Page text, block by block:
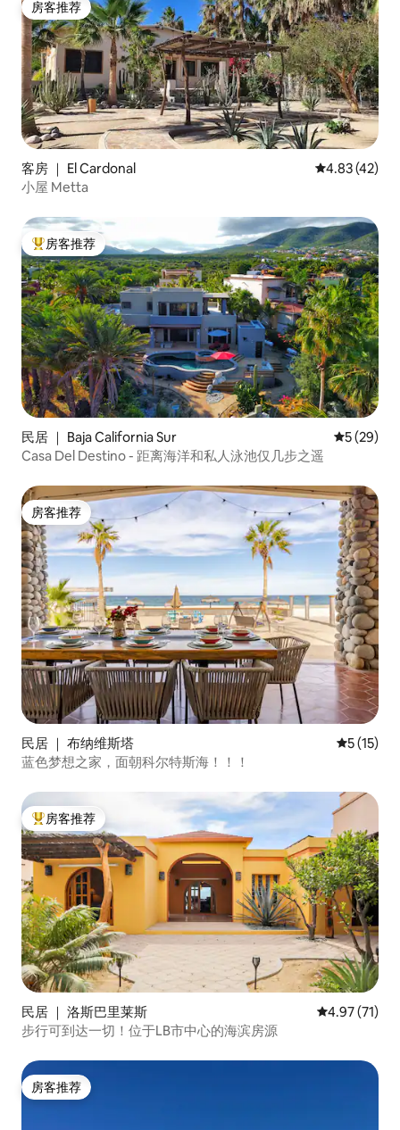
房客推荐
房客推荐
客房 ｜ El Cardonal 平均评分
4.83 (42)
小屋 Metta
热门「房客推荐」
房客推荐
民居 ｜ Baja California Sur 平均评分
5 (29)
Casa Del Destino - 距离海洋和私人泳池仅几步之遥
房客推荐
房客推荐
民居 ｜ 布纳维斯塔 平均评分
5 (15)
蓝色梦想之家，面朝科尔特斯海！！！
热门「房客推荐」
房客推荐
民居 ｜ 洛斯巴里莱斯 平均评分
4.97 (71)
步行可到达一切！位于LB市中心的海滨房源
房客推荐
房客推荐